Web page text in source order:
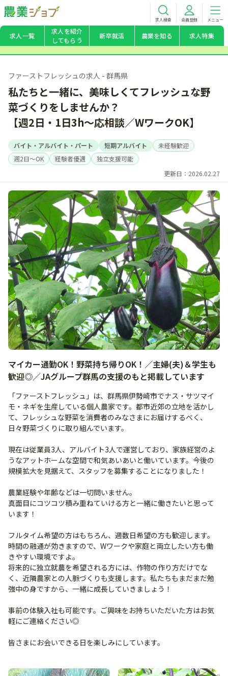
求人検索 会員登録 メニュー
求人一覧
求人を紹介
してもらう
新卒就活 農業を知る 求人特集
ファーストフレッシュの求人 - 群馬県
私たちと一緒に、美味しくてフレッシュな野
菜づくりをしませんか？
【週2日・1日3h～応相談／WワークOK】
バイト・アルバイト・パート 短期アルバイト
未経験歓迎
週2日～OK
経験者優遇
独立支援可能
更新日：2026.02.27
マイカー通勤OK！野菜持ち帰りOK！／主婦(夫)＆学生も
歓迎◎／JAグループ群馬の支援のもと掲載しています
「ファーストフレッシュ」は、群馬県伊勢崎市でナス・サツマイ
モ・ネギを生産している個人農家です。都市近郊の立地を活かし
て、フレッシュな野菜を消費者のみなさまにお届けするべく、
日々野菜づくりに取り組んでいます。
現在は従業員3人、アルバイト3人で運営しており、家族経営のよ
うなアットホームな空間で和気あいあいと働いています。今後の
規模拡大を見据えて、スタッフを募集することになりました！
農業経験や年齢などは一切問いません。
真面目にコツコツ積み重ねていける方と一緒に働きたいと思って
います！
フルタイム希望の方はもちろん、週数日希望の方も歓迎します。
時間の融通が効きますので、Wワークや家庭と両立したい方も働
きやすい環境ですよ。
将来的に独立就農を希望される方には、作物の作り方だけでな
く、近隣農家との人脈づくりも支援します。私たちもまだまだ勉
強中の身ですから、一緒に成長していきましょう！
事前の体験入社も可能です。ご興味をお持ちいただいた方はお気
軽にご連絡ください◎
皆さまにお会いできる日を楽しみにしています。